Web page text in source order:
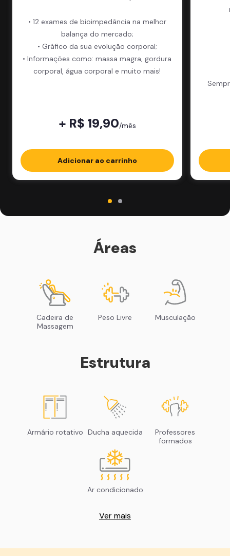
• 12 exames de bioimpedância na melhor
balança do mercado;
• Gráfico da sua evolução corporal;
• Informações como: massa magra, gordura
corporal, água corporal e muito mais!
+ R$ 19,90/mês
Adicionar ao carrinho
Áreas
Cadeira de
Massagem
Peso Livre Musculação
Estrutura
Armário rotativo Ducha aquecida
Professores
formados
Ar condicionado
Ver mais